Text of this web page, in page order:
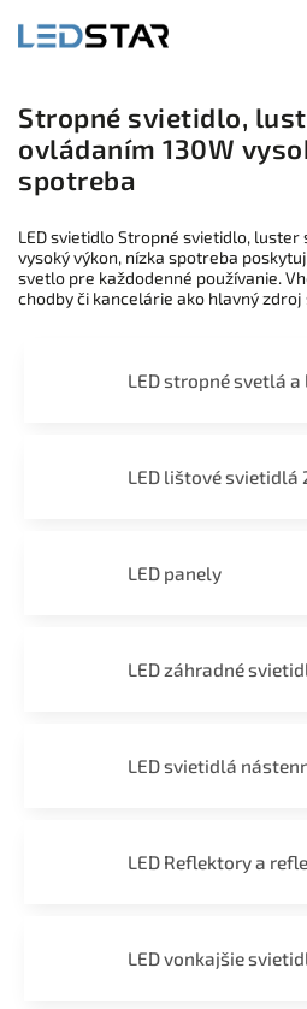
Stropné svietidlo,
ovládaním 130W
spotreba
LED svietidlo Stropné svietidlo, luster
vysoký výkon, nízka spotreba
svetlo pre každodenné používanie.
chodby či kancelárie ako hlavný zdroj
LED stropné svetlá
LED lištové svietidlá
LED panely
LED záhradné
LED svietidlá
LED Reflektory a
LED vonkajšie